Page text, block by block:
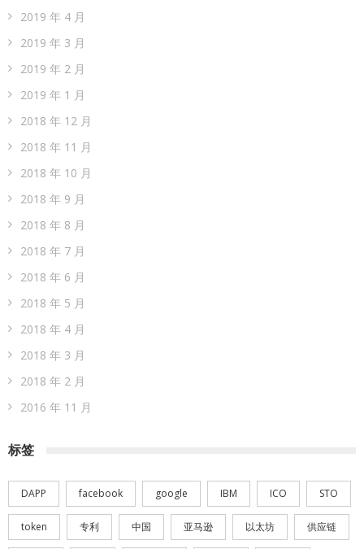
2019 年 4 月
2019 年 3 月
2019 年 2 月
2019 年 1 月
2018 年 12 月
2018 年 11 月
2018 年 10 月
2018 年 9 月
2018 年 8 月
2018 年 7 月
2018 年 6 月
2018 年 5 月
2018 年 4 月
2018 年 3 月
2018 年 2 月
2016 年 11 月
标签
DAPP facebook google IBM ICO STO
token 专利 中国 亚马逊 以太坊 供应链